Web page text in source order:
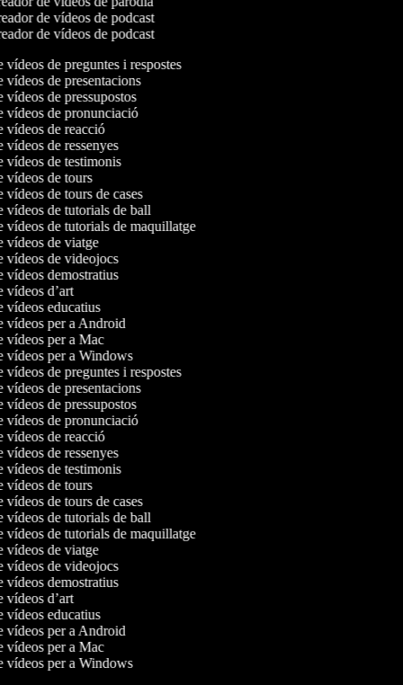
de vídeos de podcast
de vídeos de podcast
vídeos de preguntes i respostes
vídeos de presentacions
vídeos de pressupostos
vídeos de pronunciació
vídeos de reacció
vídeos de ressenyes
vídeos de testimonis
vídeos de tours
vídeos de tours de cases
vídeos de tutorials de ball
vídeos de tutorials de maquillatge
vídeos de viatge
vídeos de videojocs
vídeos demostratius
vídeos d’art
vídeos educatius
vídeos per a Android
vídeos per a Mac
vídeos per a Windows
vídeos de preguntes i respostes
vídeos de presentacions
vídeos de pressupostos
vídeos de pronunciació
vídeos de reacció
vídeos de ressenyes
vídeos de testimonis
vídeos de tours
vídeos de tours de cases
vídeos de tutorials de ball
vídeos de tutorials de maquillatge
vídeos de viatge
vídeos de videojocs
vídeos demostratius
vídeos d’art
vídeos educatius
vídeos per a Android
vídeos per a Mac
vídeos per a Windows